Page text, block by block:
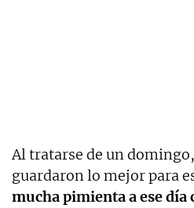
Al tratarse de un
guardaron lo mejor para
mucha pimienta a ese día